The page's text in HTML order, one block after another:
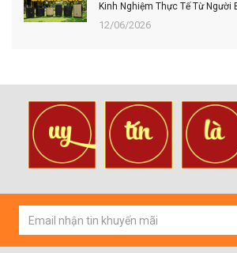
Kinh Nghiệm Thực Tế Từ Người
12/06/2026